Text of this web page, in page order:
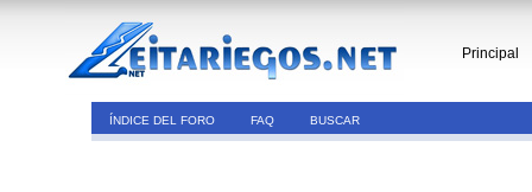
Principal
ÍNDICE DEL FORO FAQ BUSCAR